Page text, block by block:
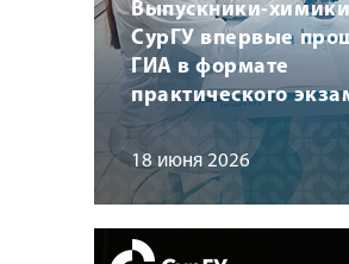
Выпускники-химики
СурГУ впервые
ГИА в формате
практического
18 июня 2026